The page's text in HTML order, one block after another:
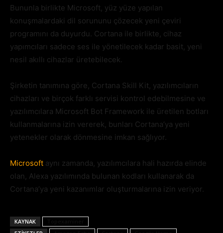
Bununla birlikte Microsoft, yüz yüze yapılan
konuşmalardaki dil sorununu çözecek yeni çeviri
programını da duyurdu. Cortana ile birlikte, cihaz
yapımcıları sadece ses ile yönetilecek kadar basit, yeni
nesil akıllı cihazlar üretebilecek.
Şirketin tanımına göre, Cortana Skill Kit, yazılımcıların
cihazları ve birçok farklı servisi kontrol edebilmesine ve
yazılımcılara Microsoft Bot Framework ile üretilen botları
kullanmalarına izin vererek, bunları Cortana’ya yeni
yetenekler olarak dönmesine imkan sağlıyor.
Microsoft aynı zamanda, yazılımcılara hali hazırda elinde
olan, Alexa yazılımında bulunan kodları kullanarak da
Cortana’ya yeni kazanımlar oluşturmalarına izin veriyor.
KAYNAK